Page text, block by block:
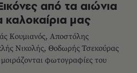
από τα αιώνια
καλοκαίρια μας
Κουμιανός, Aποστόλης
Νικολής, Θοδωρής Τσεκούρας
φωτογραφίες του